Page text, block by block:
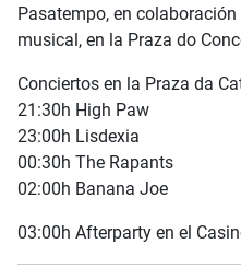
Pasatempo, en
musical, en la Praza do
Conciertos en la Praza da
21:30h High Paw
23:00h Lisdexia
00:30h The Rapants
02:00h Banana Joe
03:00h Afterparty en el